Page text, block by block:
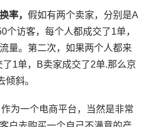
率，假如有两个卖家，分别是A
个访客，每个人都成交了1单，
量。第二次，如果两个人都来
1单，B卖家成交了2单.那么京
倾斜。
作为一个电商平台，当然是非常